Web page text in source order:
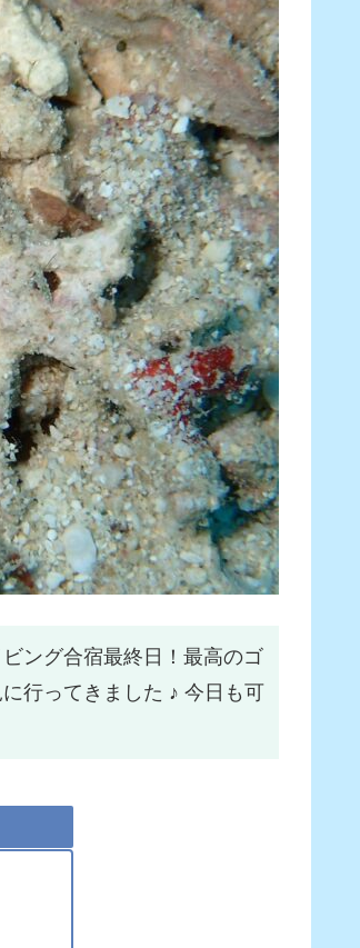
ング合宿最終日！最高のゴ
行ってきました ♪ 今日も可